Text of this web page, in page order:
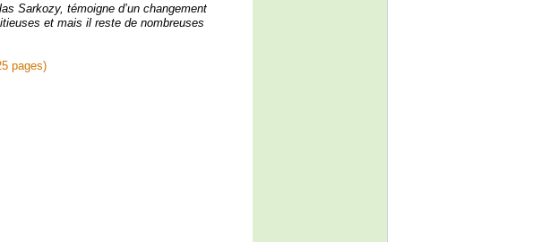
Sarkozy, témoigne d’un changement
et mais il reste de nombreuses
pages)